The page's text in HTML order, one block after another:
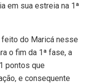
em sua estreia na 1ª
feito do Maricá nesse
o fim da 1ª fase, a
pontos que
e consequente